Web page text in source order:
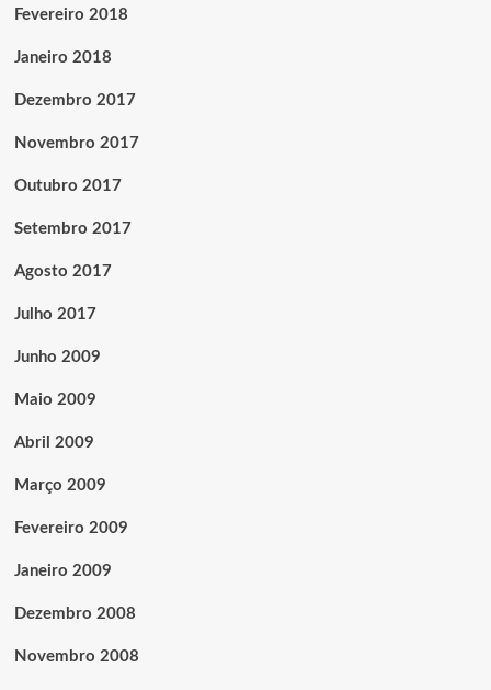
Fevereiro 2018
Janeiro 2018
Dezembro 2017
Novembro 2017
Outubro 2017
Setembro 2017
Agosto 2017
Julho 2017
Junho 2009
Maio 2009
Abril 2009
Março 2009
Fevereiro 2009
Janeiro 2009
Dezembro 2008
Novembro 2008